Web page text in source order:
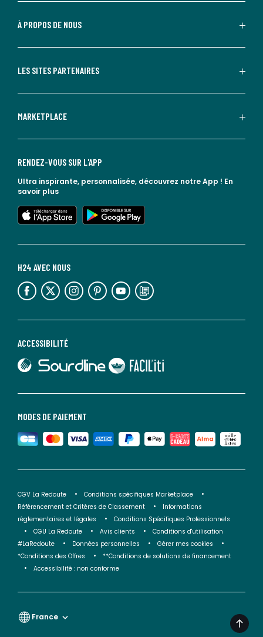
À PROPOS DE NOUS
LES SITES PARTENAIRES
MARKETPLACE
MODES DE PAIEMENT
ACCESSIBILITÉ
lien vers Sourdline
lien vers Faciliti
H24 AVEC NOUS
lien vers l'espace réseaux sociaux lien vers l'espace réseaux sociaux lien vers l'espace réseaux sociaux lien vers l'espace réseaux sociaux lien vers l'espace réseaux sociaux lien vers le blog la redoute
RENDEZ-VOUS SUR L'APP
Ultra inspirante, personnalisée, découvrez notre App ! En
savoir plus
lien vers l'app store
lien vers google play
CGV La Redoute
Conditions spécifiques Marketplace
Référencement et Critères de Classement
Informations
réglementaires et légales
Conditions Spécifiques Professionnels
CGU La Redoute
Avis clients
Conditions d'utilisation
#LaRedoute
Données personnelles
Gérer mes cookies
*Conditions des Offres
**Conditions de solutions de financement
Accessibilité : non conforme
France